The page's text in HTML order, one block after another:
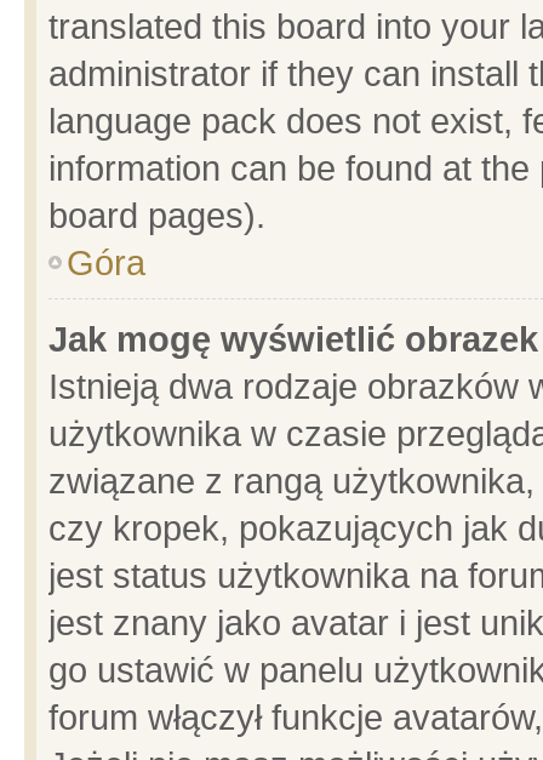
translated this board into your
administrator if they can install
language pack does not exist,
information can be found at
board pages).
Góra
Jak mogę wyświetlić
Istnieją dwa rodzaje obrazków
użytkownika w czasie
związane z rangą
czy kropek, pokazujących jak
jest status użytkownika na
jest znany jako avatar i jest
go ustawić w panelu
forum włączył funkcje